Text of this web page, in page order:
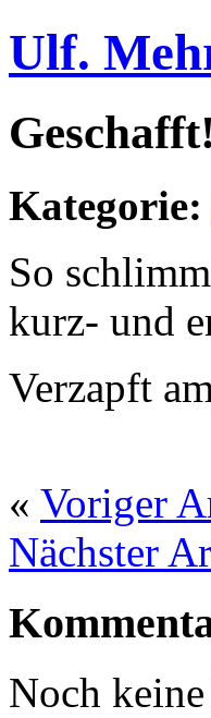
Ulf.
Geschafft!
Kategorie:
So
kurz- und
Verzapft
« Voriger
Nächster
Noch